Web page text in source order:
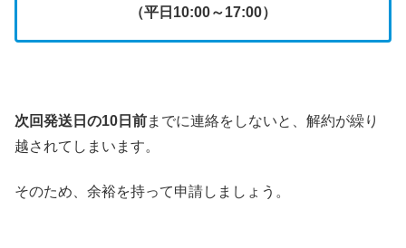
（平日10:00～17:00）
次回発送日の10日前までに連絡をしないと、解約が繰り
越されてしまいます。
そのため、余裕を持って申請しましょう。